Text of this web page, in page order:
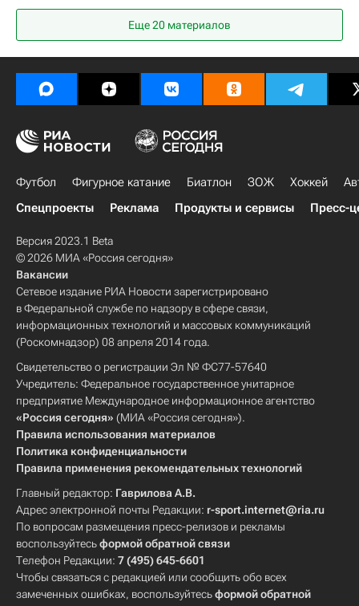
Чемпионат мира 2018 (отборочный турнир, Европа)
Словения
Еще 20 материалов
Футбол Фигурное катание Биатлон ЗОЖ Хоккей
Спецпроекты
Реклама Продукты и сервисы Пресс-
Версия 2023.1 Beta
© 2026 МИА «Россия сегодня»
Вакансии
Сетевое издание РИА Новости зарегистрировано
в Федеральной службе по надзору в сфере связи,
информационных технологий и массовых коммуникаций
(Роскомнадзор) 08 апреля 2014 года.
Свидетельство о регистрации Эл № ФС77-57640
Учредитель: Федеральное государственное унитарное
предприятие Международное информационное агентство
«Россия сегодня» (МИА «Россия сегодня»).
Правила использования материалов
Политика конфиденциальности
Правила применения рекомендательных технологий
Главный редактор: Гаврилова А.В.
Адрес электронной почты Редакции: r-sport.internet@ria.ru
По вопросам размещения пресс-релизов и рекламы
воспользуйтесьформой обратной связи
Телефон Редакции: 7 (495) 645-6601
Чтобы связаться с редакцией или сообщить обо всех
замеченных ошибках, воспользуйтесьформой обратной